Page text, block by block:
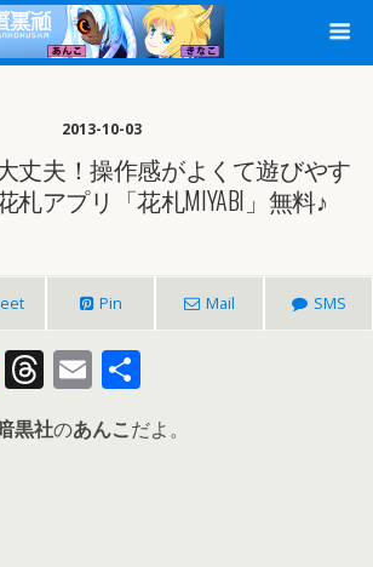
2013-10-03
丈夫！操作感がよくて遊びやす
札アプリ「花札MIYABI」無料♪
Pin Mail SMS
Li T
h
re
E
m
ai
有
黒社のあんこだよ。